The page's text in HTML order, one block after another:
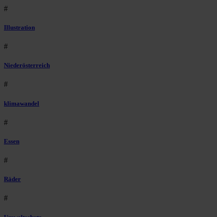
#
Illustration
#
Niederösterreich
#
klimawandel
#
Essen
#
Räder
#